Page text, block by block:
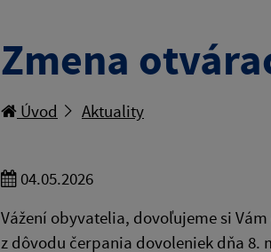
Zmena
Úvod Aktuality
04.05.2026
Vážení obyvatelia, dovoľujeme si
z dôvodu čerpania dovoleniek dňa 8.